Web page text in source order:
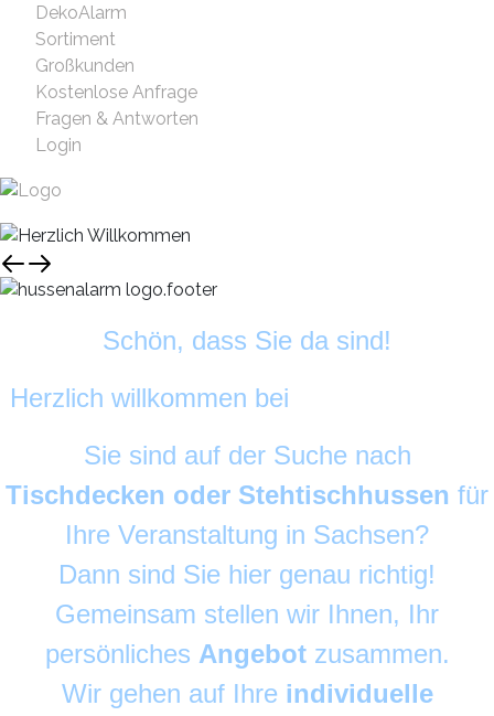
DekoAlarm
Sortiment
Großkunden
Kostenlose Anfrage
Fragen & Antworten
Login
Schön, dass Sie da sind!
Herzlich willkommen bei
Sie sind auf der Suche nach
Tischdecken oder Stehtischhussen für
Ihre Veranstaltung in Sachsen?
Dann sind Sie hier genau richtig!
Gemeinsam stellen wir Ihnen, Ihr
persönliches Angebot zusammen.
Wir gehen auf Ihre individuelle